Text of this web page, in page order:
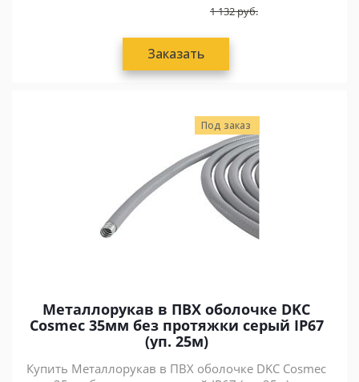
1 132руб.
Заказать
Под заказ
Металлорукав в ПВХ оболочке DKC
Cosmec 35мм без протяжки серый IP67
(уп. 25м)
Купить Металлорукав в ПВХ оболочке DKC Cosmec